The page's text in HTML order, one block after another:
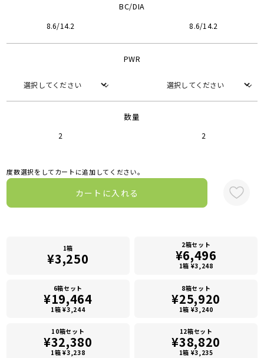
BC/DIA
8.6/14.2 8.6/14.2
PWR
数量
2 2
度数選択をしてカートに追加してください。
カートに入れる
1箱
¥3,250
2箱セット
¥6,496
1箱 ¥3,248
6箱セット
¥19,464
1箱 ¥3,244
8箱セット
¥25,920
1箱 ¥3,240
10箱セット
¥32,380
1箱 ¥3,238
12箱セット
¥38,820
1箱 ¥3,235